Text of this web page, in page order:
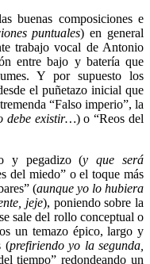
buenas composiciones e
puntuales) en general
trabajo vocal de Antonio
entre bajo y batería que
Y por supuesto los
el puñetazo inicial que
“Falso imperio”, la
debe existir…) o “Reos del
y pegadizo (y que será
del miedo” o el toque más
(aunque yo lo hubiera
jeje), poniendo sobre la
sale del rollo conceptual o
un temazo épico, largo y
(prefiriendo yo la segunda,
tiempo” redondeando un